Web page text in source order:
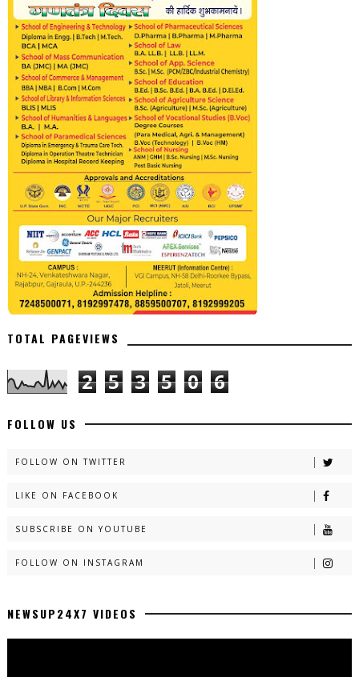
TOTAL PAGEVIEWS
2 5 3 5 0 6
FOLLOW US
FOLLOW ON TWITTER
LIKE ON FACEBOOK
SUBSCRIBE ON YOUTUBE
FOLLOW ON INSTAGRAM
NEWSUP24X7 VIDEOS